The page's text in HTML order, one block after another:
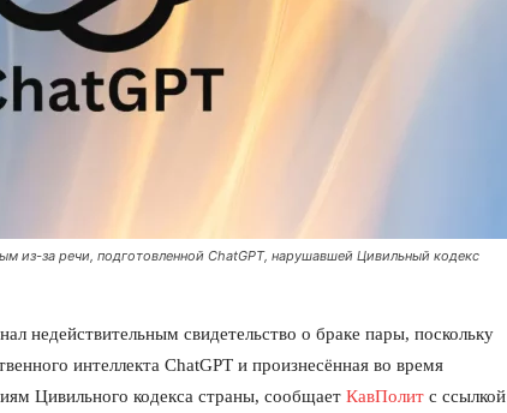
из-за речи, подготовленной ChatGPT, нарушавшей Цивильный кодекс
недействительным свидетельство о браке пары, поскольку
интеллекта ChatGPT и произнесённая во время
Цивильного кодекса страны, сообщает КавПолит с ссылкой